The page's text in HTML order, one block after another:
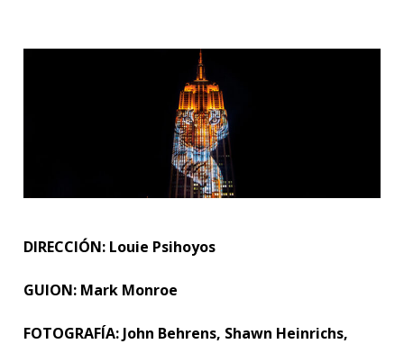
DIRECCIÓN: Louie Psihoyos
GUION: Mark Monroe
FOTOGRAFÍA: John Behrens, Shawn Heinrichs,